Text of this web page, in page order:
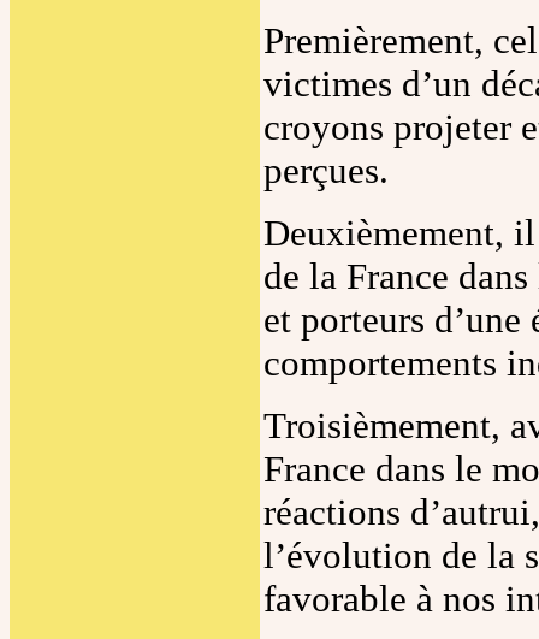
Premièrement,
victimes d’un
croyons projeter
perçues.
Deuxièmement,
de la France
et porteurs
comportements
Troisièmement,
France dans le
réactions
l’évolution de la
favorable à nos